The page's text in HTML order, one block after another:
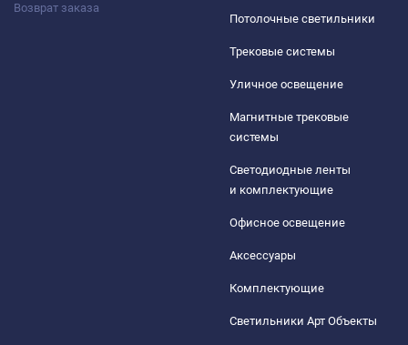
Возврат заказа
Потолочные светильники
Трековые системы
Уличное освещение
Магнитные трековые
системы
Светодиодные ленты
и комплектующие
Офисное освещение
Аксессуары
Комплектующие
Светильники Арт Объекты